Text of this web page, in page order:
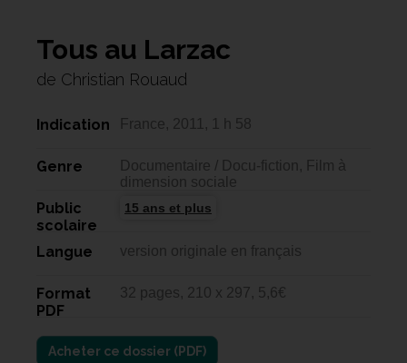
Tous au Larzac
de Christian Rouaud
Indication France, 2011, 1 h 58
Genre
Documentaire / Docu-fiction, Film à
dimension sociale
Public
scolaire
15 ans et plus
Langue version originale en français
Format
PDF
32 pages, 210 x 297, 5,6€